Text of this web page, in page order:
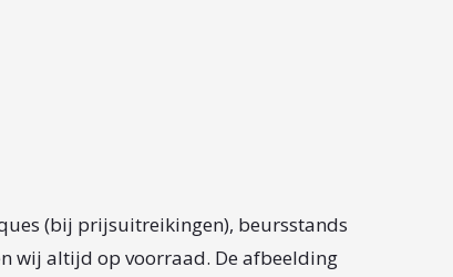
(bij prijsuitreikingen), beursstands
wij altijd op voorraad. De afbeelding